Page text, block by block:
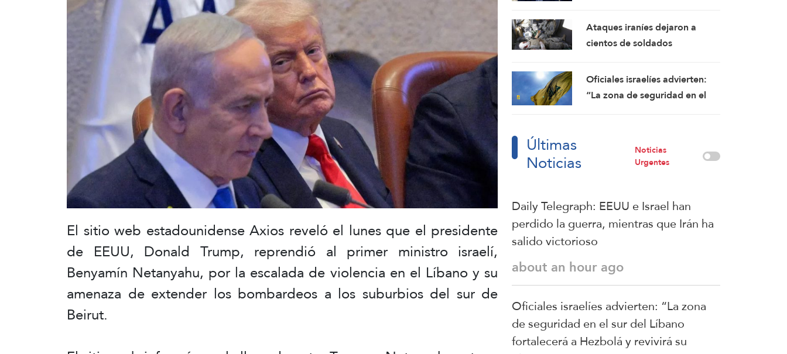
El sitio web estadounidense Axios reveló el lunes que el presidente
de EEUU, Donald Trump, reprendió al primer ministro israelí,
Benyamín Netanyahu, por la escalada de violencia en el Líbano y su
amenaza de extender los bombardeos a los suburbios del sur de
Beirut.
corregir sus políticas
Ataques iraníes dejaron a
cientos de soldados
cerebrales permanentes
Oficiales israelíes advierten:
“La zona de seguridad en el
Últimas
Noticias
Noticias
Urgentes
Daily Telegraph: EEUU e Israel han
perdido la guerra, mientras que Irán ha
salido victorioso
about an hour ago
Oficiales israelíes advierten: “La zona
de seguridad en el sur del Líbano
fortalecerá a Hezbolá y revivirá su